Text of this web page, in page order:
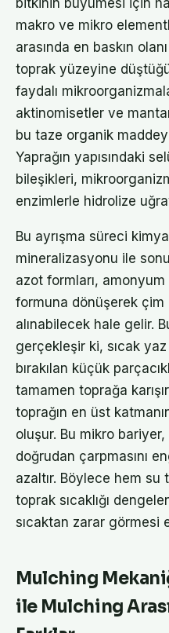
bitkinin büyümesi için
makro ve mikro
arasında en baskın
toprak yüzeyine
faydalı
aktinomisetler ve
bu taze organik
Yaprağın yapısındaki
bileşikleri,
enzimlerle hidrolize
Bu ayrışma süreci
mineralizasyonu ile
azot formları,
formuna dönüşerek çim
alınabilecek hale gelir.
gerçekleşir ki, sıcak
bırakılan küçük
tamamen toprağa
toprağın en üst
oluşur. Bu mikro bariyer,
doğrudan çarpmasını
azaltır. Böylece hem su
toprak sıcaklığı
sıcaktan zarar görmesi
Mulching
ile Mulching